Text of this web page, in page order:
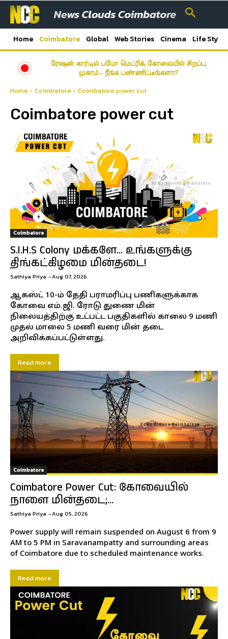
Home Coimbatore Global Web Stories Cinema Life Style
ரேஷன் கார்டில் பயோ மெட்ரிக்; கோவையில் சிறப்பு
முகாம்… நீங்க பண்ணிட்டீங்களா?
Home Coimbatore Coimbatore power cut
Coimbatore power cut
Coimbatore
S.I.H.S Colony மக்களே… உங்களுக்கு
திங்கட்கிழமை மின்தடை!
Sathiya Priya -Aug 07, 2026
ஆகஸ்ட் 10-ம் தேதி பராமரிப்பு பணிகளுக்காக
கோவை எம்.ஜி. ரோடு துணை மின்
நிலையத்திற்கு உட்பட்ட பகுதிகளில் காலை 9 மணி
முதல் மாலை 5 மணி வரை மின் தடை
அறிவிக்கப்பட்டுள்ளது.
Read more
Coimbatore
Coimbatore Power Cut: கோவையில்
நாளை மின்தடை;...
Sathiya Priya -Aug 05, 2026
Power supply will remain suspended on August 6 from 9
AM to 5 PM in Saravanampatty and surrounding areas
of Coimbatore due to scheduled maintenance works.
Read more